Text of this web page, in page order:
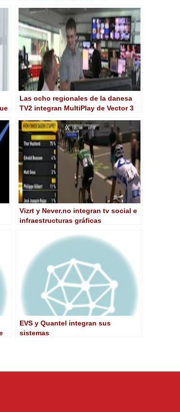
Las ocho regionales de la danesa
TV2 integran MultiPlay de Vector 3
Vizrt y Never.no integran tv social e
infraestructuras gráficas
EVS y Quantel integran sus
sistemas